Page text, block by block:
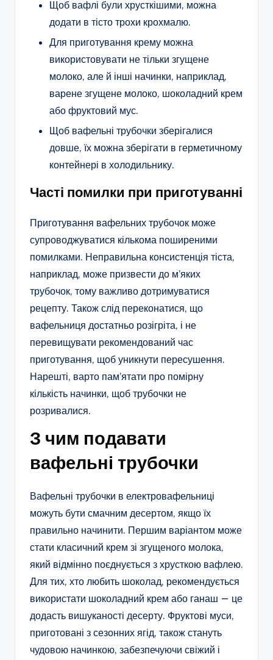
Щоб вафлі були хрусткішими, можна
додати в тісто трохи крохмалю.
Для приготування крему можна
використовувати не тільки згущене
молоко, але й інші начинки, наприклад,
варене згущене молоко, шоколадний крем
або фруктовий мус.
Щоб вафельні трубочки зберігалися
довше, їх можна зберігати в герметичному
контейнері в холодильнику.
Часті помилки при приготуванні
Приготування вафельних трубочок може
супроводжуватися кількома поширеними
помилками. Неправильна консистенція тіста,
наприклад, може призвести до м’яких
трубочок, тому важливо дотримуватися
рецепту. Також слід переконатися, що
вафельниця достатньо розігріта, і не
перевищувати рекомендований час
приготування, щоб уникнути пересушення.
Нарешті, варто пам’ятати про помірну
кількість начинки, щоб трубочки не
розривалися.
З чим подавати
вафельні трубочки
Вафельні трубочки в електровафельниці
можуть бути смачним десертом, якщо їх
правильно начинити. Першим варіантом може
стати класичний крем зі згущеного молока,
який відмінно поєднується з хрусткою вафлею.
Для тих, хто любить шоколад, рекомендується
використати шоколадний крем або ганаш — це
додасть вишуканості десерту. Фруктові муси,
приготовані з сезонних ягід, також стануть
чудовою начинкою, забезпечуючи свіжий і